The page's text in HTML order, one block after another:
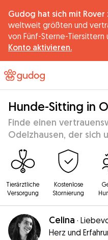
Gudog hat sich mit Rover
weltweit größten und
von Fünf-Sterne-Tiersittern
Konto aktivieren.
Hunde-Sitting in
Finde einen
Odelzhausen, der sich
Tierärztliche
Versorgung
Kostenlose
Stornierung
Celina ·
Herz und